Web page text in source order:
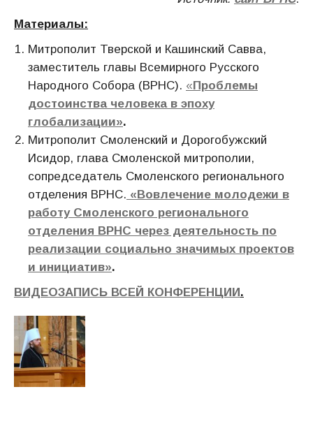
Материалы:
Митрополит Тверской и Кашинский Савва,
заместитель главы Всемирного Русского
Народного Собора (ВРНС). «Проблемы
достоинства человека в эпоху
глобализации».
Митрополит Смоленский и Дорогобужский
Исидор, глава Смоленской митрополии,
сопредседатель Смоленского регионального
отделения ВРНС. «Вовлечение молодежи в
работу Смоленского регионального
отделения ВРНС через деятельность по
реализации социально значимых проектов
и инициатив».
ВИДЕОЗАПИСЬ ВСЕЙ КОНФЕРЕНЦИИ.